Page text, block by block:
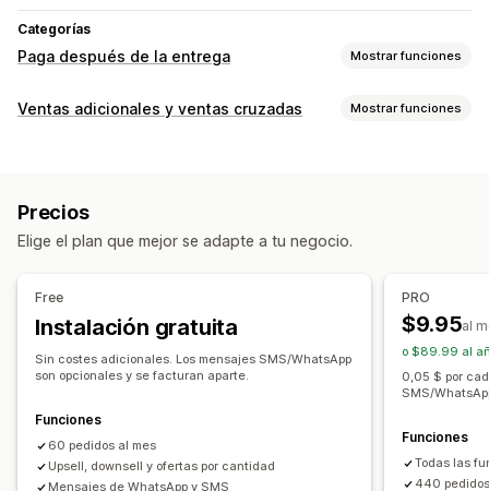
Categorías
Paga después de la entrega Mostrar funciones
Gestión de COD
Confirmación por SMS
Editor de arrastrar y soltar
Campos personalizados
Fuente y color
Botones personalizados
Ventanas emergentes Formularios incrustados
Conversión y ventas adicionales
Ventas adicionales y ventas cruzadas Mostrar funciones
Venta adicional en la página de producto
Venta adicional en la página de agradecimiento
Ventanas emergentes
HTML personalizado Editor de arrastrar y soltar
Múltiples monedas
Múltiples idiomas
Protección de los envíos
Envoltura de regalo
Compras conjuntas frecuentes
Precios
Elige el plan que mejor se adapte a tu negocio.
Free
Instalación gratuita
Sin costes adicionales. Los mensajes SMS/WhatsApp
son opcionales y se facturan aparte.
Funciones
60 pedidos al mes
Upsell, downsell y ofertas por cantidad
Mensajes de WhatsApp y SMS
PRO
$9.95al
o $89.99 al
0,05 $ por
SMS/
Funciones
Todas las
440